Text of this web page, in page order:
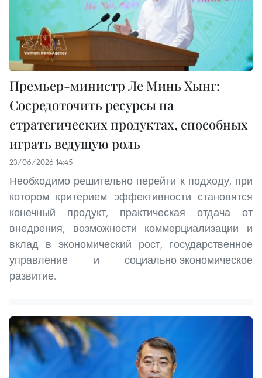
Премьер-министр Ле Минь Хынг:
Сосредоточить ресурсы на
стратегических продуктах, способных
играть ведущую роль
23/06/2026 14:45
Необходимо решительно перейти к подходу, при
котором критерием эффективности становятся
конечный продукт, практическая отдача от
внедрения, возможности коммерциализации и
вклад в экономический рост, государственное
управление и социально-экономическое
развитие.